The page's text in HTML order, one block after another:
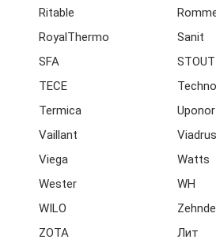
Ritable
RoyalThermo
Sanit
SFA
STOUT
TECE
Techno
Termica
Uponor
Vaillant
Viadrus
Viega
Watts
Wester
WH
WILO
ZOTA
Лит